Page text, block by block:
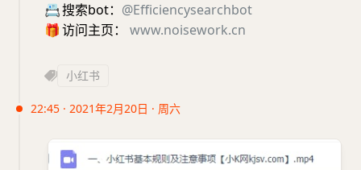
📇搜索bot： @Efficiencysearchbot
🎁访问主页： www.noisework.cn
小红书
22:45 · 2021年2月20日 · 周六